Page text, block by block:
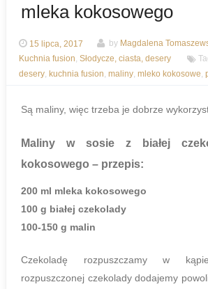
mleka kokosowego
15 lipca, 2017 by Magdalena
Kuchnia fusion, Słodycze, ciasta, desery
desery, kuchnia fusion, maliny, mleko kokosowe,
Są maliny, więc trzeba je dobrze
Maliny w sosie z białej
kokosowego – przepis:
200 ml mleka kokosowego
100 g białej czekolady
100-150 g malin
Czekoladę rozpuszczamy w
rozpuszczonej czekolady dodajemy